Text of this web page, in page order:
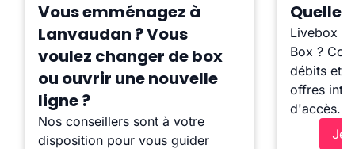
Vous emménagez à
Lanvaudan ? Vous
voulez changer de box
ou ouvrir une nouvelle
ligne ?
Nos conseillers sont à votre
disposition pour vous guider
Quelle
Livebox ?
Box ?
débits et
offres
d'accès.
Je